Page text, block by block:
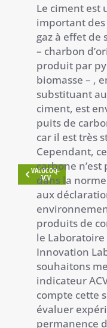
VALOCOQ-
ACV
Le ciment est
important
gaz à effet de
– charbon
produit par
biomasse – ,
substituant
ciment, est
puits de
car il est très
Cependant,
carbone n’est
dans la
aux
produits de
le Laboratoire
Innovation
souhaitons
indicateur
compte cette
évaluer
permanence